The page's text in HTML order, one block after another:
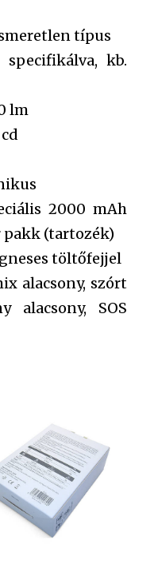
típus
specifikálva, kb.
lm
2000 mAh
(tartozék)
töltőfejjel
alacsony, szórt
alacsony, SOS